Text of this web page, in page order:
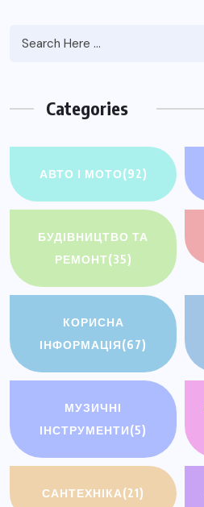
Categories
АВТО І МОТО(92)
БУДІВНИЦТВО ТА
РЕМОНТ(35)
КОРИСНА
ІНФОРМАЦІЯ(67)
МУЗИЧНІ
ІНСТРУМЕНТИ(5)
САНТЕХНІКА(21)